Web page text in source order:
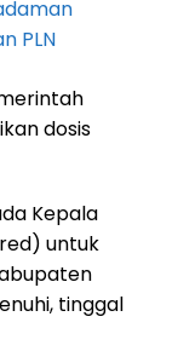
PLN
dosis
Kepala
untuk
tinggal